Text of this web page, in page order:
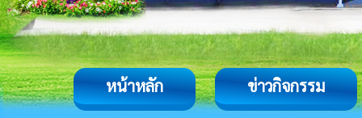
หน้าหลัก ข่าวกิจกรรม